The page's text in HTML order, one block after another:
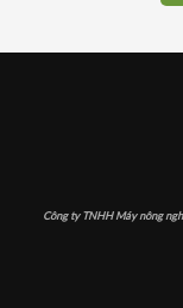
Công ty TNHH Máy nông